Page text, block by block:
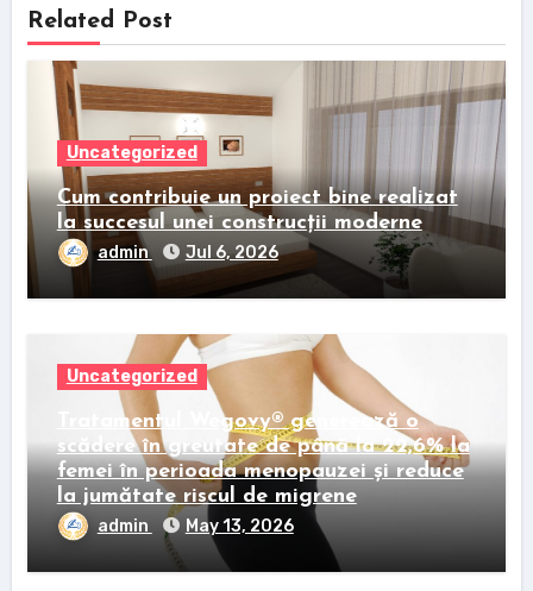
Related Post
Uncategorized
Cum contribuie un proiect bine realizat
la succesul unei construcții moderne
admin Jul 6, 2026
Uncategorized
Tratamentul Wegovy® generează o
scădere în greutate de până la 22,6% la
femei în perioada menopauzei și reduce
la jumătate riscul de migrene
admin May 13, 2026